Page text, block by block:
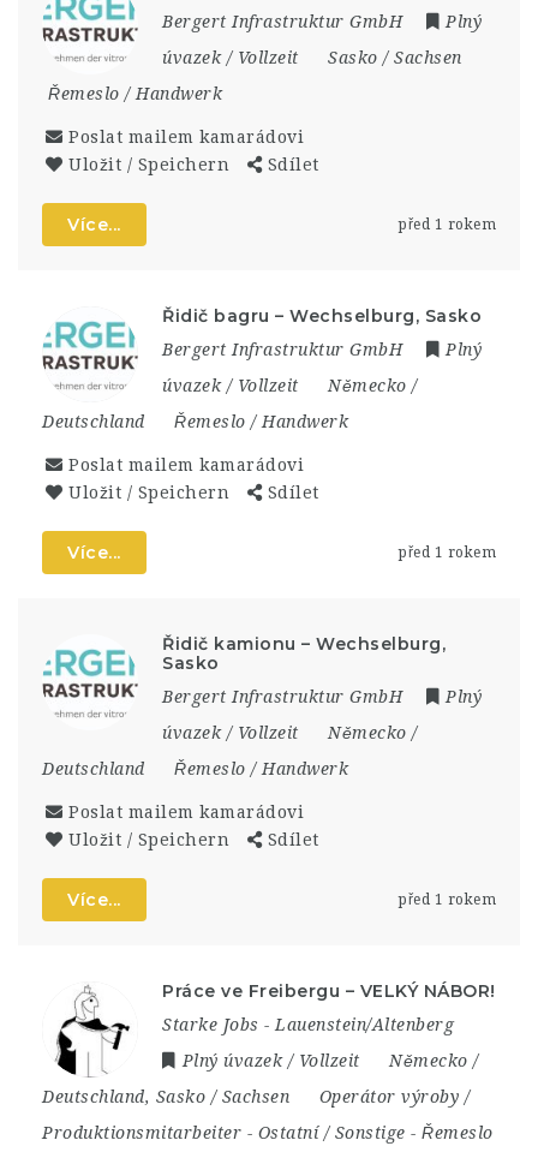
Bergert Infrastruktur GmbH
Plný
úvazek / Vollzeit
Sasko / Sachsen
Řemeslo / Handwerk
Poslat mailem kamarádovi
Uložit / Speichern
Sdílet
Více... před 1 rokem
Řidič bagru – Wechselburg, Sasko
Bergert Infrastruktur GmbH
Plný
úvazek / Vollzeit
Německo /
Deutschland
Řemeslo / Handwerk
Poslat mailem kamarádovi
Uložit / Speichern
Sdílet
Více... před 1 rokem
Řidič kamionu – Wechselburg,
Sasko
Bergert Infrastruktur GmbH
Plný
úvazek / Vollzeit
Německo /
Deutschland
Řemeslo / Handwerk
Poslat mailem kamarádovi
Uložit / Speichern
Sdílet
Více... před 1 rokem
Práce ve Freibergu – VELKÝ NÁBOR!
Starke Jobs - Lauenstein/Altenberg
Plný úvazek / Vollzeit
Německo /
Deutschland, Sasko / Sachsen
Operátor výroby /
Produktionsmitarbeiter - Ostatní / Sonstige - Řemeslo